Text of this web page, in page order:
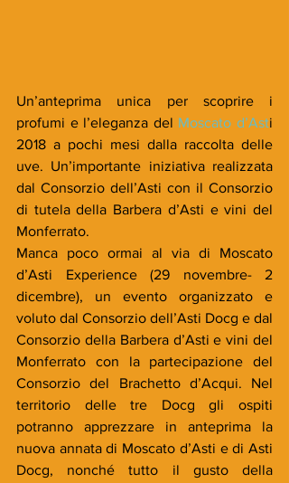
Un’anteprima unica per scoprire i
profumi e l’eleganza del Moscato d’Asti
2018 a pochi mesi dalla raccolta delle
uve. Un’importante iniziativa realizzata
dal Consorzio dell’Asti con il Consorzio
di tutela della Barbera d’Asti e vini del
Monferrato.
Manca poco ormai al via di Moscato
d’Asti Experience (29 novembre- 2
dicembre), un evento organizzato e
voluto dal Consorzio dell’Asti Docg e dal
Consorzio della Barbera d’Asti e vini del
Monferrato con la partecipazione del
Consorzio del Brachetto d’Acqui. Nel
territorio delle tre Docg gli ospiti
potranno apprezzare in anteprima la
nuova annata di Moscato d’Asti e di Asti
Docg, nonché tutto il gusto della